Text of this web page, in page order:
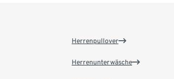
Herrenpullover
Herrenunterwäsche